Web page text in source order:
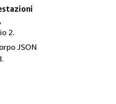
2.
JSON